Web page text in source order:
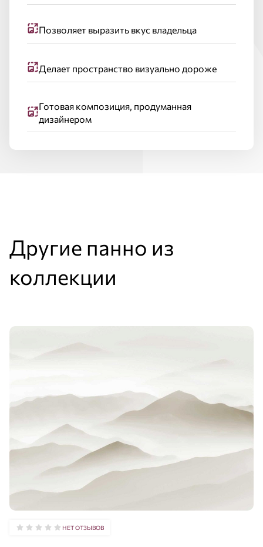
Позволяет выразить вкус владельца
Делает пространство визуально дороже
Готовая композиция, продуманная
дизайнером
Другие панно из
коллекции
НЕТ ОТЗЫВОВ